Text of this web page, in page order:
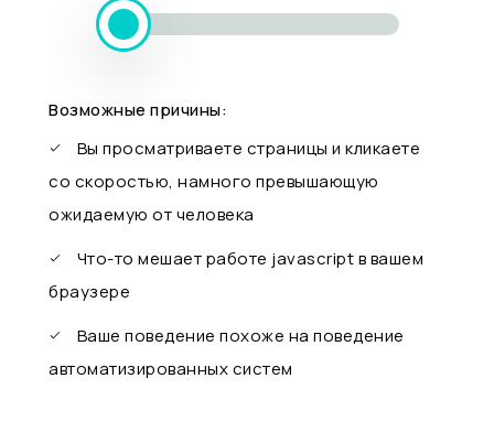
Возможные причины:
Вы просматриваете страницы и кликаете
со скоростью, намного превышающую
ожидаемую от человека
Что-то мешает работе javascript в вашем
браузере
Ваше поведение похоже на поведение
автоматизированных систем